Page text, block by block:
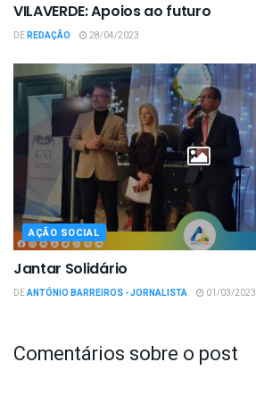
VILAVERDE: Apoios ao futuro
DEREDAÇÃO 28/04/2023
AÇÃO SOCIAL
Jantar Solidário
DEANTÓNIO BARREIROS - JORNALISTA 01/03/2023
Comentários sobre o post